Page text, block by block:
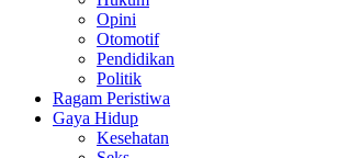
Opini
Otomotif
Pendidikan
Politik
Ragam Peristiwa
Gaya Hidup
Kesehatan